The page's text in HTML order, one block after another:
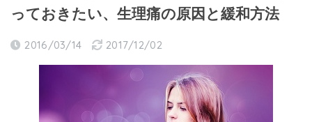
っておきたい、生理痛の原因と緩和方法
2016/03/14 2017/12/02